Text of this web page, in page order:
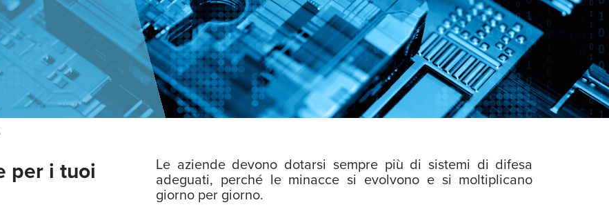
per i tuoi
Le aziende devono dotarsi sempre più di sistemi di difesa
adeguati, perché le minacce si evolvono e si moltiplicano
giorno per giorno.